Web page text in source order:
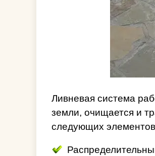
Ливневая система
земли, очищается и
следующих